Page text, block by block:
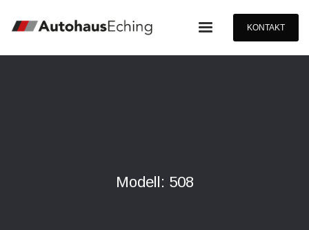
KONTAKT
Modell: 508